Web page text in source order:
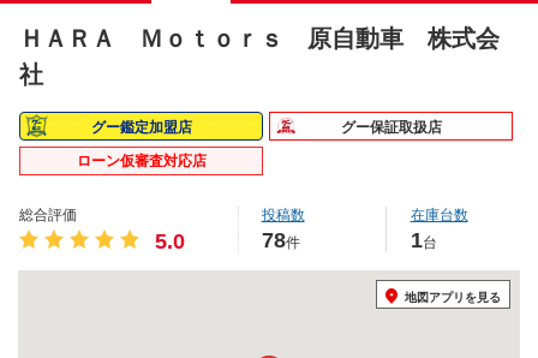
ＨＡＲＡ Ｍｏｔｏｒｓ 原自動車 株式会
社
グー鑑定加盟店
グー保証取扱店
ローン仮審査対応店
総合評価
5.0
投稿数
78件
在庫台数
1台
地図アプリを見る